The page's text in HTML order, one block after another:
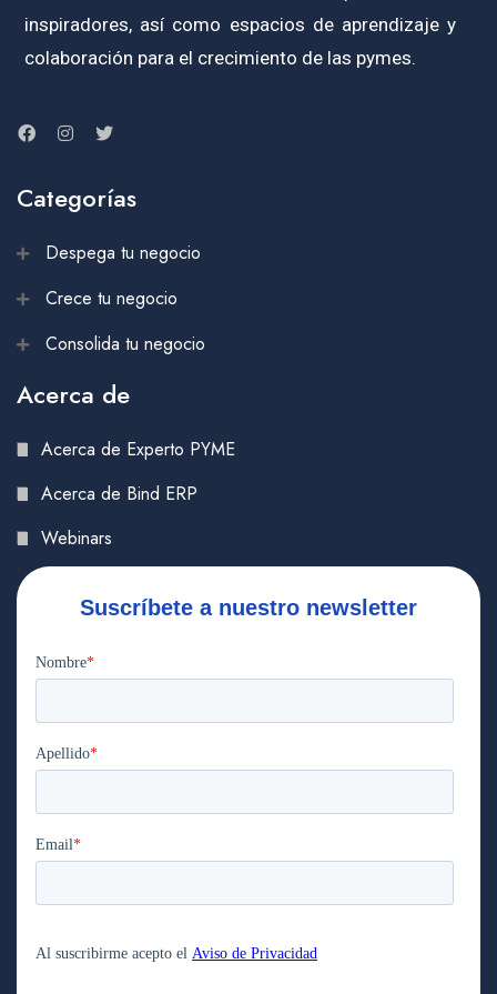
inspiradores, así como espacios de aprendizaje y
colaboración para el crecimiento de las pymes.
Categorías
Despega tu negocio
Crece tu negocio
Consolida tu negocio
Acerca de
Acerca de Experto PYME
Acerca de Bind ERP
Webinars
Suscríbete a nuestro newsletter